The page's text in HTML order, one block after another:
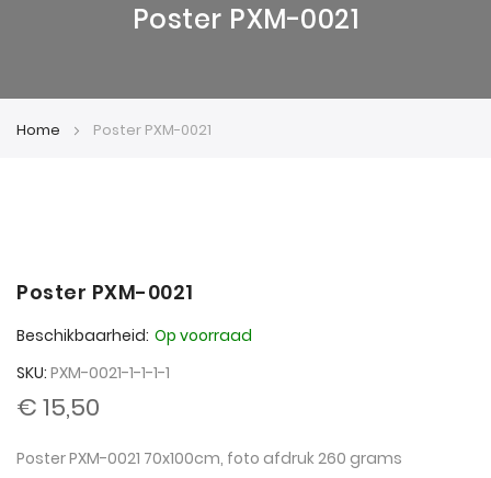
Poster PXM-0021
Home Poster PXM-0021
Poster PXM-0021
Beschikbaarheid: Op voorraad
SKU PXM-0021-1-1-1-1
€ 15,50
Poster PXM-0021 70x100cm, foto afdruk 260 grams
naar
einde
van
afbeeldingen-
naar
begin
van
afbeeldingen-